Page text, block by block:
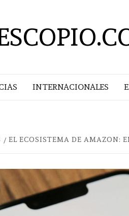
INTERNACIONALES
EL ECOSISTEMA DE AMAZON: